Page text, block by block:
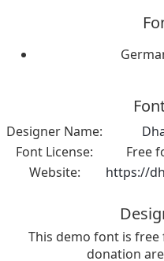
Designer Name:
Font License:
Free
Website:
https://
This demo font is free
donation